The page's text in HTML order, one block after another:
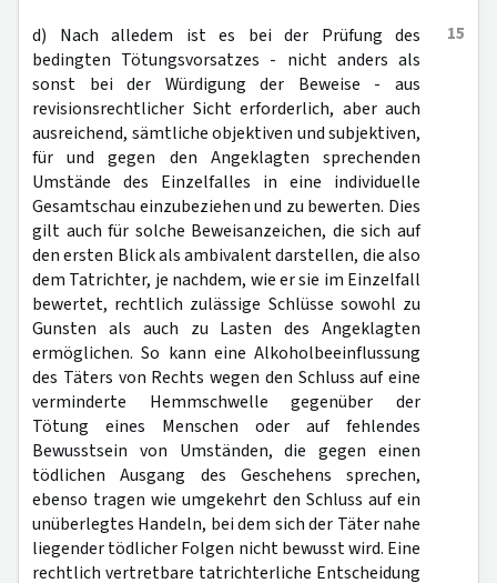
15
d) Nach alledem ist es bei der Prüfung des
bedingten Tötungsvorsatzes - nicht anders als
sonst bei der Würdigung der Beweise - aus
revisionsrechtlicher Sicht erforderlich, aber auch
ausreichend, sämtliche objektiven und subjektiven,
für und gegen den Angeklagten sprechenden
Umstände des Einzelfalles in eine individuelle
Gesamtschau einzubeziehen und zu bewerten. Dies
gilt auch für solche Beweisanzeichen, die sich auf
den ersten Blick als ambivalent darstellen, die also
dem Tatrichter, je nachdem, wie er sie im Einzelfall
bewertet, rechtlich zulässige Schlüsse sowohl zu
Gunsten als auch zu Lasten des Angeklagten
ermöglichen. So kann eine Alkoholbeeinflussung
des Täters von Rechts wegen den Schluss auf eine
verminderte Hemmschwelle gegenüber der
Tötung eines Menschen oder auf fehlendes
Bewusstsein von Umständen, die gegen einen
tödlichen Ausgang des Geschehens sprechen,
ebenso tragen wie umgekehrt den Schluss auf ein
unüberlegtes Handeln, bei dem sich der Täter nahe
liegender tödlicher Folgen nicht bewusst wird. Eine
rechtlich vertretbare tatrichterliche Entscheidung